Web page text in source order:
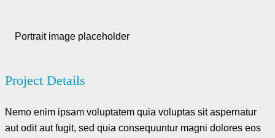
Portrait image placeholder
Project Details
Nemo enim ipsam voluptatem quia voluptas sit aspernatur
aut odit aut fugit, sed quia consequuntur magni dolores eos